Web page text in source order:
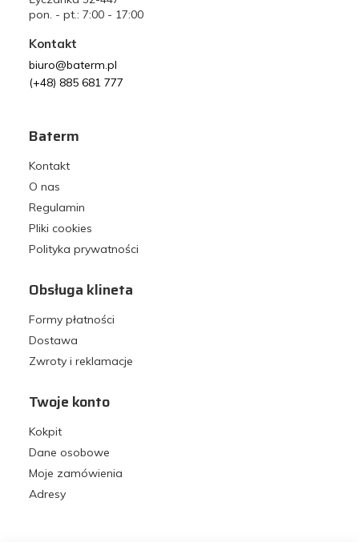
pon. - pt.: 7:00 - 17:00
Kontakt
biuro@baterm.pl
(+48) 885 681 777
Baterm
Kontakt
O nas
Regulamin
Pliki cookies
Polityka prywatności
Obsługa klineta
Formy płatności
Dostawa
Zwroty i reklamacje
Twoje konto
Kokpit
Dane osobowe
Moje zamówienia
Adresy